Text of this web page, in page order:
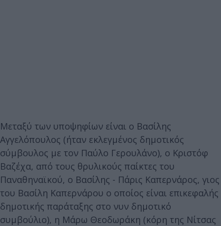
Μεταξύ των υποψηφίων είναι ο Βασίλης
Αγγελόπουλος (ήταν εκλεγμένος δημοτικός
σύμβουλος με τον Παύλο Γερουλάνο), ο Κριστόφ
Βαζέχα, από τους θρυλικούς παίκτες του
Παναθηναϊκού, ο Βασίλης - Πάρις Καπερνάρος, γιος
του Βασίλη Καπερνάρου ο οποίος είναι επικεφαλής
δημοτικής παράταξης στο νυν δημοτικό
συμβούλιο), η Μάρω Θεοδωράκη (κόρη της Νίτσας